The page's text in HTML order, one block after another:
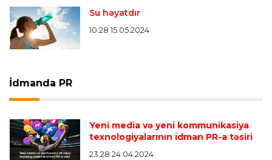
Su həyatdır
10:28 15.05.2024
İdmanda PR
Yeni media və yeni kommunikasiya
texnologiyalarının idman PR-a təsiri
23:28 24.04.2024